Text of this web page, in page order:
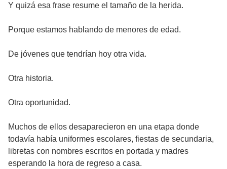
Y quizá esa frase resume el tamaño de la herida.
Porque estamos hablando de menores de edad.
De jóvenes que tendrían hoy otra vida.
Otra historia.
Otra oportunidad.
Muchos de ellos desaparecieron en una etapa donde
todavía había uniformes escolares, fiestas de secundaria,
libretas con nombres escritos en portada y madres
esperando la hora de regreso a casa.